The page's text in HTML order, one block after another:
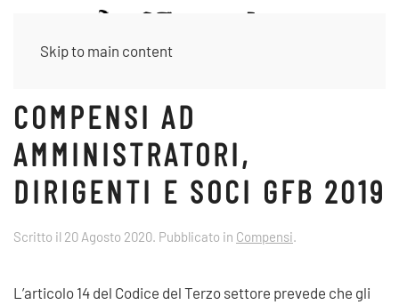
Skip to main content
COMPENSI AD
AMMINISTRATORI,
DIRIGENTI E SOCI GFB 2019
Scritto il 20 Agosto 2020. Pubblicato in Compensi.
L’articolo 14 del Codice del Terzo settore prevede che gli